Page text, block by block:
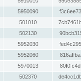
5950090
501010
502130
5952030
5952060
5970013
502370